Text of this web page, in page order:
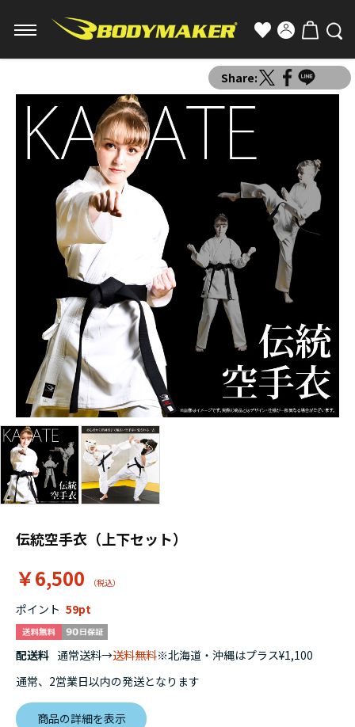
Share:
伝統空手衣（上下セット）
￥6,500
ポイント 59
配送料 通常送料→送料無料※北海道・沖縄はプラス¥1,100
通常、2営業日以内の発送となります
商品の詳細を表示